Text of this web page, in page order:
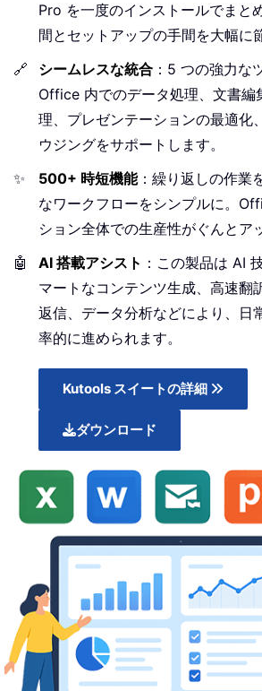
Pro を一度のインストールでまと
間とセットアップの手間を大幅に
🔗
シームレスな統合 ：5 つの強力な
Office 内でのデータ処理、文書編
理、プレゼンテーションの最適化
ウジングをサポートします。
✨
500+ 時短機能：繰り返しの作業
なワークフローをシンプルに。
ション全体での生産性がぐんとア
🤖
AI 搭載アシスト ：この製品は AI
マートなコンテンツ生成、高速翻
返信、データ分析などにより、日
率的に進められます。
Kutools スイートの詳細
ダウンロード